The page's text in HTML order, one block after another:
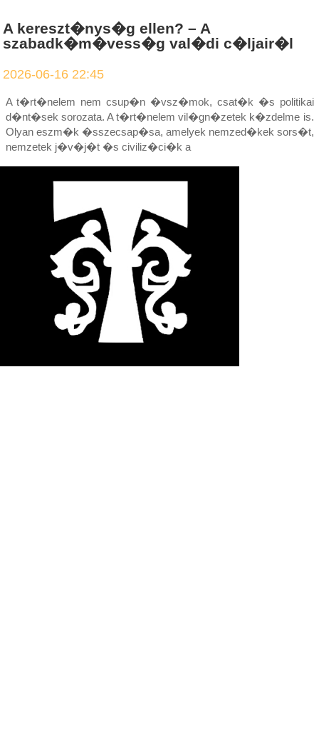
A kereszt�nys�g ellen? – A
szabadk�m�vess�g val�di c�ljair�l
2026-06-16 22:45
A t�rt�nelem nem csup�n �vsz�mok, csat�k �s politikai
d�nt�sek sorozata. A t�rt�nelem vil�gn�zetek k�zdelme is.
Olyan eszm�k �sszecsap�sa, amelyek nemzed�kek sors�t,
nemzetek j�v�j�t �s civiliz�ci�k a